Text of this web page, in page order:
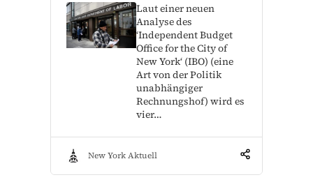
Laut einer neuen
Analyse des
‘Independent Budget
Office for the City of
New York‘ (IBO) (eine
Art von der Politik
unabhängiger
Rechnungshof) wird es
vier…
New York Aktuell